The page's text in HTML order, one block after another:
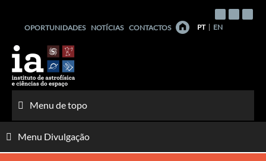
conteúdo
OPORTUNIDADES NOTÍCIAS CONTACTOS PT EN
Menu de topo
Menu Divulgação